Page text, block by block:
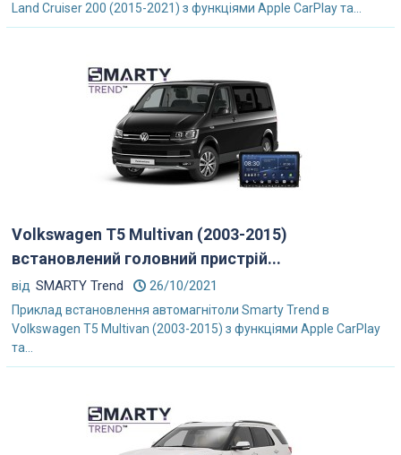
Land Cruiser 200 (2015-2021) з функціями Apple CarPlay та...
Volkswagen T5 Multivan (2003-2015)
встановлений головний пристрій...
від SMARTY Trend 26/10/2021
Приклад встановлення автомагнітоли Smarty Trend в
Volkswagen T5 Multivan (2003-2015) з функціями Apple CarPlay
та...